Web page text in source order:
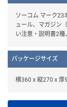
ソーコム マーク23
ュール、マガジン
い注意・説明書2
パッケージサイズ
横360 x 縦270 x 厚